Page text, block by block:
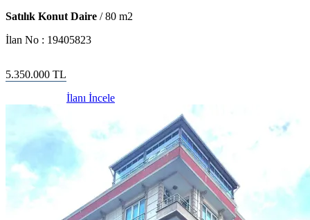
Satılık Konut Daire /80 m2
İlan No : 19405823
5.350.000 TL
İlanı İncele